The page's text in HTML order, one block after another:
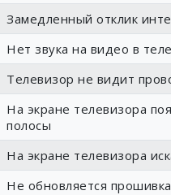
Замедленный отклик
Нет звука на видео в
Телевизор не видит
На экране телевизора
полосы
На экране телевизора
Не обновляется